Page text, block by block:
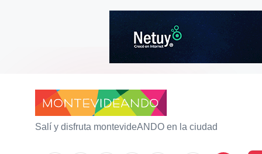
m
Salí y disfruta montevideANDO en la ciudad